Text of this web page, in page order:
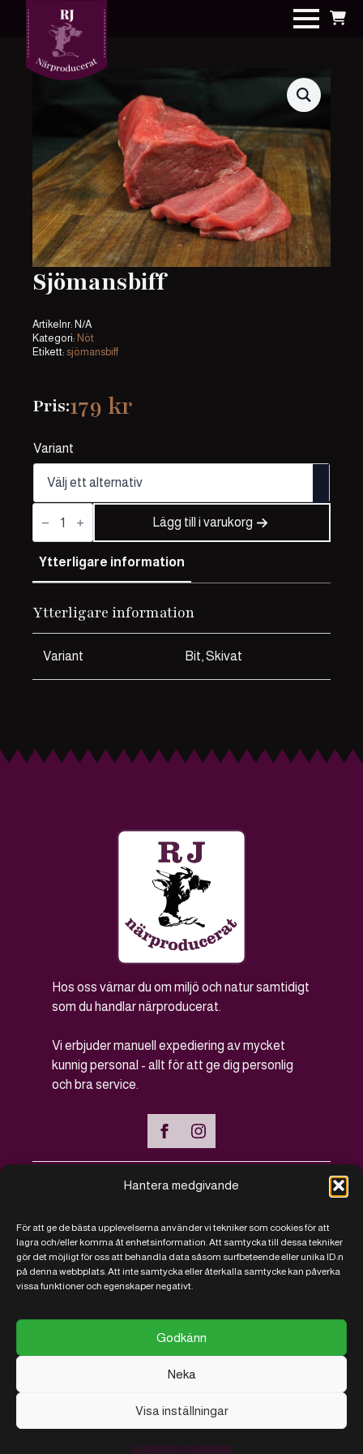
Hantera medgivande
För att ge de bästa upplevelserna använder vi tekniker som cookies för att
lagra och/eller komma åt enhetsinformation. Att samtycka till dessa tekniker
gör det möjligt för oss att behandla data såsom surfbeteende eller unika ID:n
på denna webbplats. Att inte samtycka eller återkalla samtycke kan påverka
vissa funktioner och egenskaper negativt.
Godkänn
Neka
Visa inställningar
Vår kakpolicyKöpvillkor
Sjömansbiff
Artikelnr: N/A
Kategori: Nöt
Etikett: sjömansbiff
Pris:179 kr
Variant
Sjömansbiff
mängd
Lägg till i varukorg
Ytterligare information
Ytterligare information
Variant Bit, Skivat
Hos oss värnar du om miljö och natur samtidigt
som du handlar närproducerat.
Vi erbjuder manuell expediering av mycket
kunnig personal - allt för att ge dig personlig
och bra service.
Vanliga frågor - FAQ
Kontakt
Köpvillkor
Vi sparar på kakor
© 2026 RJ Närproducerat
Utvecklad
med
av